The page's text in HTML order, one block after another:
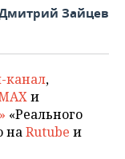
Зайцев
канал,
и
«Реального
наRutube и